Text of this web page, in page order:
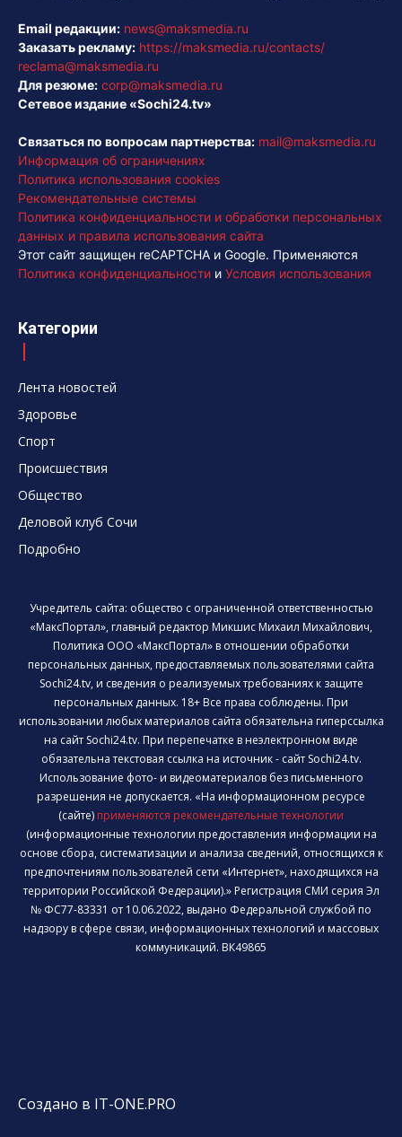
Email редакции: news@maksmedia.ru
Заказать рекламу: https://maksmedia.ru/contacts/
reclama@maksmedia.ru
Для резюме: corp@maksmedia.ru
Сетевое издание «Sochi24.tv»
Связаться по вопросам партнерства: mail@maksmedia.ru
Информация об ограничениях
Политика использования cookies
Рекомендательные системы
Политика конфиденциальности и обработки персональных
данных и правила использования сайта
Этот сайт защищен reCAPTCHA и Google. Применяются
Политика конфиденциальности и Условия использования
Категории
Лента новостей
Здоровье
Спорт
Происшествия
Общество
Деловой клуб Сочи
Подробно
Учредитель сайта: общество с ограниченной ответственностью
«МаксПортал», главный редактор Микшис Михаил Михайлович,
Политика ООО «МаксПортал» в отношении обработки
персональных данных, предоставляемых пользователями сайта
Sochi24.tv, и сведения о реализуемых требованиях к защите
персональных данных. 18+ Все права соблюдены. При
использовании любых материалов сайта обязательна гиперссылка
на сайт Sochi24.tv. При перепечатке в неэлектронном виде
обязательна текстовая ссылка на источник - сайт Sochi24.tv.
Использование фото- и видеоматериалов без письменного
разрешения не допускается. «На информационном ресурсе
(сайте) применяются рекомендательные технологии
(информационные технологии предоставления информации на
основе сбора, систематизации и анализа сведений, относящихся к
предпочтениям пользователей сети «Интернет», находящихся на
территории Российской Федерации).» Регистрация СМИ серия Эл
№ ФС77-83331 от 10.06.2022, выдано Федеральной службой по
надзору в сфере связи, информационных технологий и массовых
коммуникаций. ВК49865
Создано в IT-ONE.PRO